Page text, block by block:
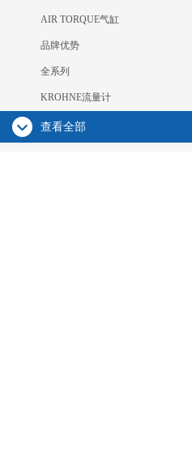
AIR TORQUE气缸
品牌优势
全系列
KROHNE流量计
查看全部